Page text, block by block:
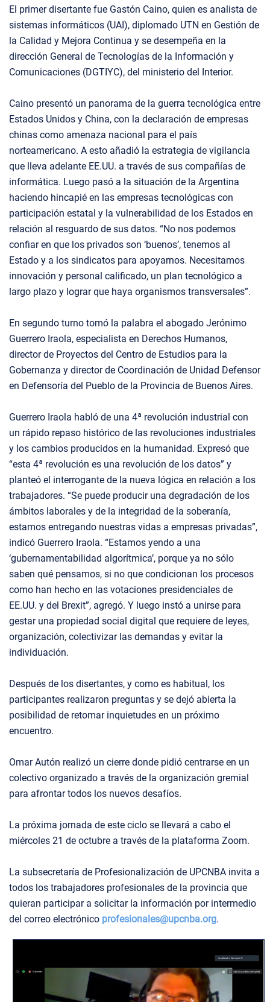
El primer disertante fue Gastón Caino, quien es analista de
sistemas informáticos (UAI), diplomado UTN en Gestión de
la Calidad y Mejora Continua y se desempeña en la
dirección General de Tecnologías de la Información y
Comunicaciones (DGTIYC), del ministerio del Interior.
Caino presentó un panorama de la guerra tecnológica entre
Estados Unidos y China, con la declaración de empresas
chinas como amenaza nacional para el país
norteamericano. A esto añadió la estrategia de vigilancia
que lleva adelante EE.UU. a través de sus compañías de
informática. Luego pasó a la situación de la Argentina
haciendo hincapié en las empresas tecnológicas con
participación estatal y la vulnerabilidad de los Estados en
relación al resguardo de sus datos. “No nos podemos
confiar en que los privados son ‘buenos’, tenemos al
Estado y a los sindicatos para apoyarnos. Necesitamos
innovación y personal calificado, un plan tecnológico a
largo plazo y lograr que haya organismos transversales”.
En segundo turno tomó la palabra el abogado Jerónimo
Guerrero Iraola, especialista en Derechos Humanos,
director de Proyectos del Centro de Estudios para la
Gobernanza y director de Coordinación de Unidad Defensor
en Defensoría del Pueblo de la Provincia de Buenos Aires.
Guerrero Iraola habló de una 4ª revolución industrial con
un rápido repaso histórico de las revoluciones industriales
y los cambios producidos en la humanidad. Expresó que
“esta 4ª revolución es una revolución de los datos” y
planteó el interrogante de la nueva lógica en relación a los
trabajadores. “Se puede producir una degradación de los
ámbitos laborales y de la integridad de la soberanía,
estamos entregando nuestras vidas a empresas privadas”,
indicó Guerrero Iraola. “Estamos yendo a una
‘gubernamentabilidad algorítmica’, porque ya no sólo
saben qué pensamos, si no que condicionan los procesos
como han hecho en las votaciones presidenciales de
EE.UU. y del Brexit”, agregó. Y luego instó a unirse para
gestar una propiedad social digital que requiere de leyes,
organización, colectivizar las demandas y evitar la
individuación.
Después de los disertantes, y como es habitual, los
participantes realizaron preguntas y se dejó abierta la
posibilidad de retomar inquietudes en un próximo
encuentro.
Omar Autón realizó un cierre donde pidió centrarse en un
colectivo organizado a través de la organización gremial
para afrontar todos los nuevos desafíos.
La próxima jornada de este ciclo se llevará a cabo el
miércoles 21 de octubre a través de la plataforma Zoom.
La subsecretaría de Profesionalización de UPCNBA invita a
todos los trabajadores profesionales de la provincia que
quieran participar a solicitar la información por intermedio
del correo electrónico profesionales@upcnba.org.